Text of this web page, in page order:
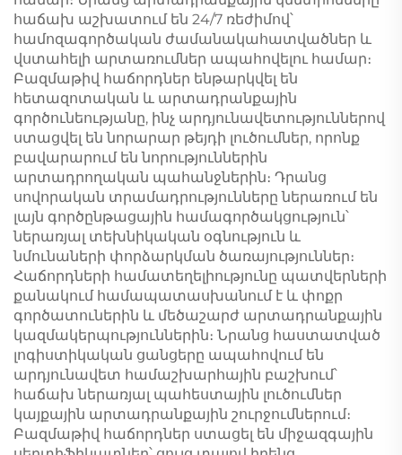
հաճախ աշխատում են 24/7 ռեժիմով՝
համոզագործական ժամանակահատվածներ և
վստահելի արտառումներ ապահովելու համար։
Բազմաթիվ հաճորդներ ենթարկվել են
հետազոտական և արտադրանքային
գործունեությանը, ինչ արդյունավետություններով
ստացվել են նորարար թեյդի լուծումներ, որոնք
բավարարում են նորություններին
արտադրողական պահանջներին։ Դրանց
սովորական տրամադրությունները ներառում են
լայն գործընթացային համագործակցություն՝
ներառյալ տեխնիկական օգնություն և
նմունաների փորձարկման ծառայություններ։
Հաճորդների համատեղելիությունը պատվերների
քանակում համապատասխանում է և փոքր
գործատուներին և մեծաշարժ արտադրանքային
կազմակերպություններին։ Նրանց հաստատված
լոգիստիկական ցանցերը ապահովում են
արդյունավետ համաշխարհային բաշխում՝
հաճախ ներառյալ պահեստային լուծումներ
կայքային արտադրանքային շուրջումներում։
Բազմաթիվ հաճորդներ ստացել են միջազգային